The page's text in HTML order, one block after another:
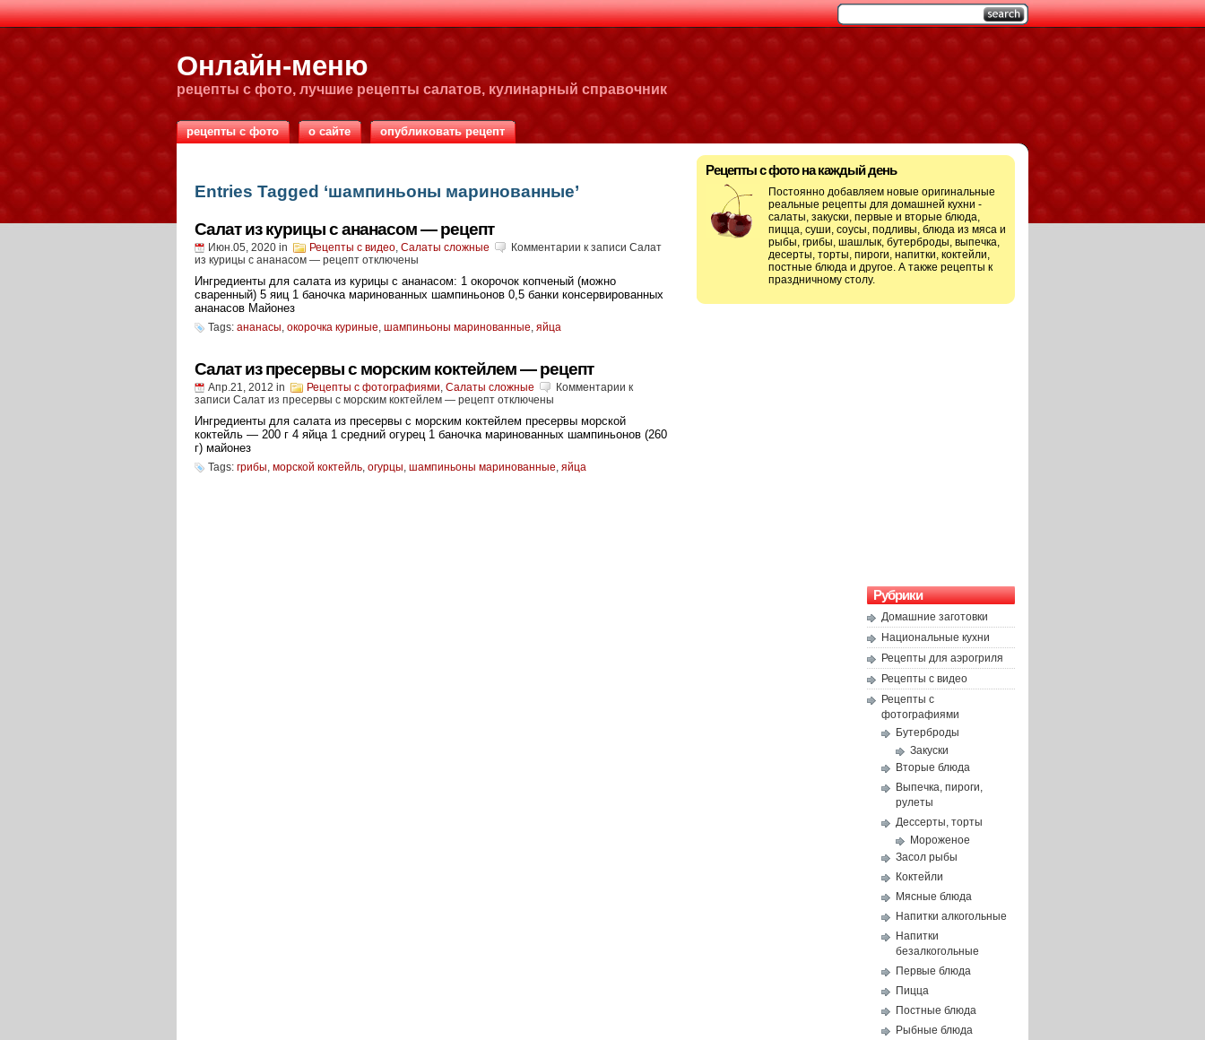
Онлайн-меню
рецепты с фото, лучшие рецепты салатов, кулинарный справочник
рецепты с фото о сайте опубликовать рецепт
Entries Tagged ‘шампиньоны маринованные’
Салат из курицы с ананасом — рецепт
Июн.05, 2020 in Рецепты с видео, Салаты сложные Комментарии к записи Салат
из курицы с ананасом — рецепт отключены
Ингредиенты для салата из курицы с ананасом: 1 окорочок копченый (можно
сваренный) 5 яиц 1 баночка маринованных шампиньонов 0,5 банки консервированных
ананасов Майонез
Tags: ананасы, окорочка куриные, шампиньоны маринованные, яйца
Салат из пресервы с морским коктейлем — рецепт
Апр.21, 2012 in Рецепты с фотографиями, Салаты сложные Комментарии к
записи Салат из пресервы с морским коктейлем — рецепт отключены
Ингредиенты для салата из пресервы с морским коктейлем пресервы морской
коктейль — 200 г 4 яйца 1 средний огурец 1 баночка маринованных шампиньонов (260
г) майонез
Tags: грибы, морской коктейль, огурцы, шампиньоны маринованные, яйца
Рецепты с фото на каждый день
Постоянно добавляем новые оригинальные
реальные рецепты для домашней кухни -
салаты, закуски, первые и вторые блюда,
пицца, суши, соусы, подливы, блюда из мяса и
рыбы, грибы, шашлык, бутерброды, выпечка,
десерты, торты, пироги, напитки, коктейли,
постные блюда и другое. А также рецепты к
праздничному столу.
Рубрики
Домашние заготовки
Национальные кухни
Рецепты для аэрогриля
Рецепты с видео
Рецепты с
фотографиями
Бутерброды
Закуски
Вторые блюда
Выпечка, пироги,
рулеты
Дессерты, торты
Мороженое
Засол рыбы
Коктейли
Мясные блюда
Напитки алкогольные
Напитки
безалкогольные
Первые блюда
Пицца
Постные блюда
Рыбные блюда